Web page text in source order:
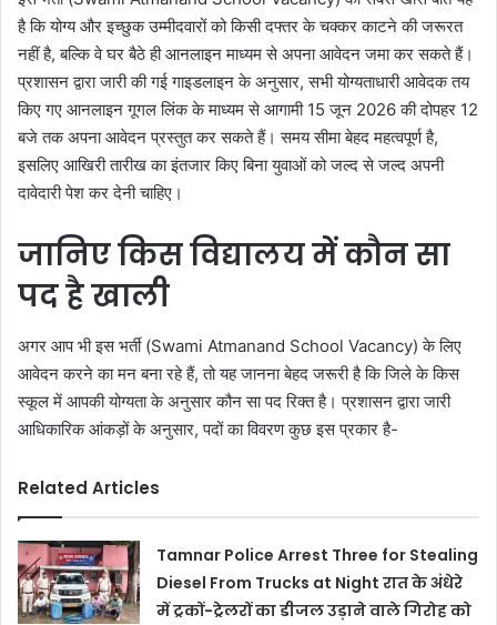
है कि योग्य और इच्छुक उम्मीदवारों को किसी दफ्तर के चक्कर काटने की जरूरत
नहीं है, बल्कि वे घर बैठे ही आनलाइन माध्यम से अपना आवेदन जमा कर सकते हैं।
प्रशासन द्वारा जारी की गई गाइडलाइन के अनुसार, सभी योग्यताधारी आवेदक तय
किए गए आनलाइन गूगल लिंक के माध्यम से आगामी 15 जून 2026 की दोपहर 12
बजे तक अपना आवेदन प्रस्तुत कर सकते हैं। समय सीमा बेहद महत्वपूर्ण है,
इसलिए आखिरी तारीख का इंतजार किए बिना युवाओं को जल्द से जल्द अपनी
दावेदारी पेश कर देनी चाहिए।
जानिए किस विद्यालय में कौन सा
पद है खाली
अगर आप भी इस भर्ती (Swami Atmanand School Vacancy) के लिए
आवेदन करने का मन बना रहे हैं, तो यह जानना बेहद जरूरी है कि जिले के किस
स्कूल में आपकी योग्यता के अनुसार कौन सा पद रिक्त है। प्रशासन द्वारा जारी
आधिकारिक आंकड़ों के अनुसार, पदों का विवरण कुछ इस प्रकार है-
Related Articles
Tamnar Police Arrest Three for Stealing
Diesel From Trucks at Night रात के अंधेरे
में ट्रकों-ट्रेलरों का डीजल उड़ाने वाले गिरोह को